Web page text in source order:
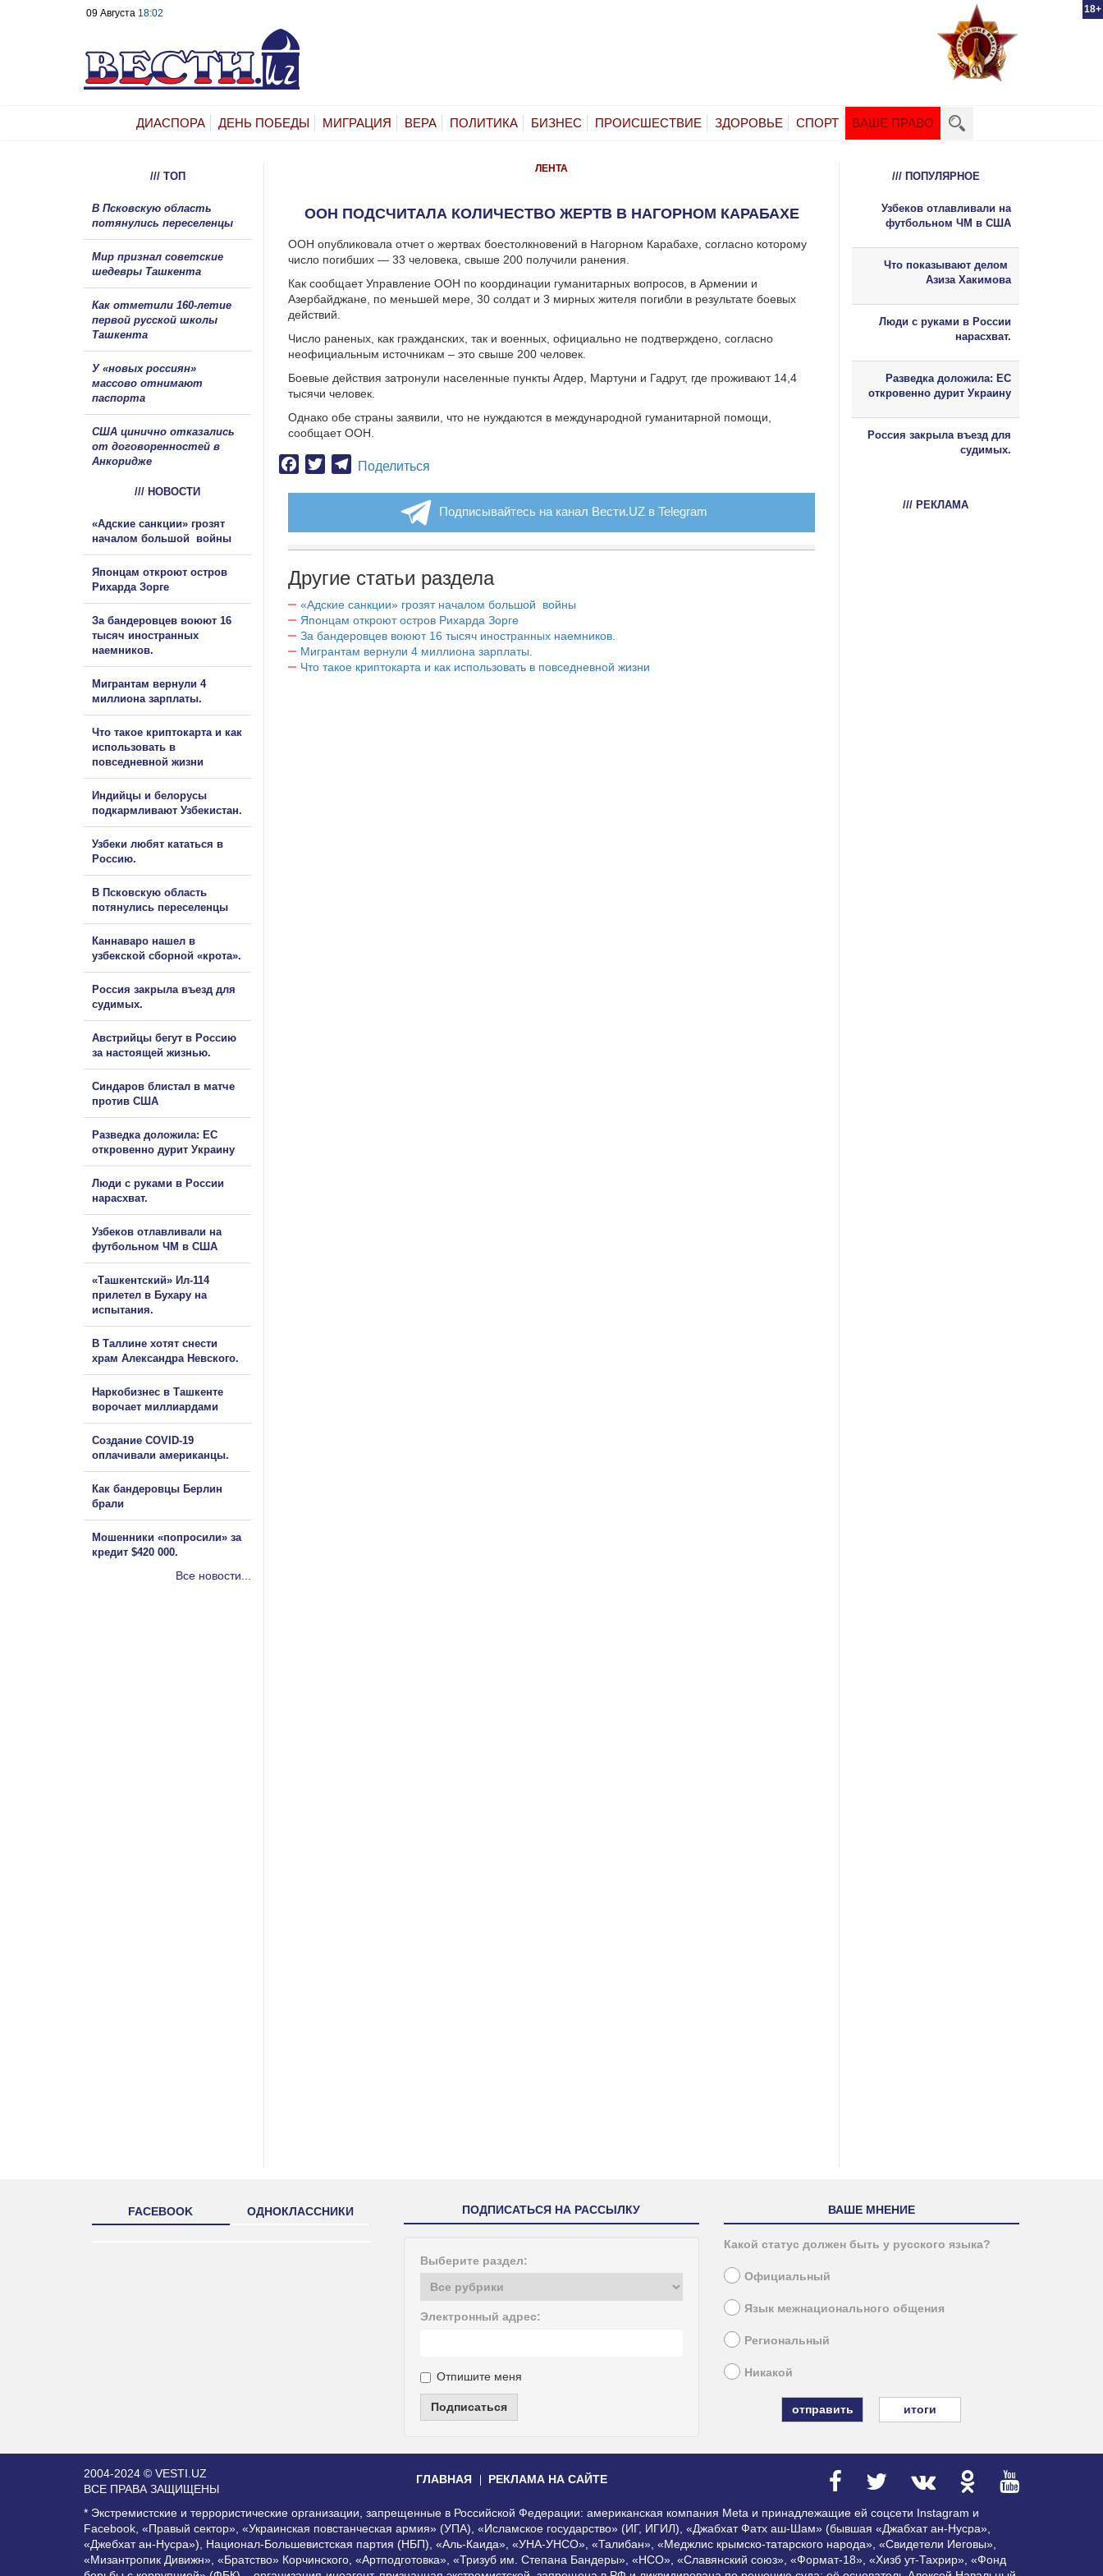
18+
09 Августа 18:02
ДИАСПОРА ДЕНЬ ПОБЕДЫ МИГРАЦИЯ ВЕРА ПОЛИТИКА БИЗНЕС ПРОИСШЕСТВИЕ ЗДОРОВЬЕ СПОРТ ВАШЕ ПРАВО
ЛЕНТА
ООН ПОДСЧИТАЛА КОЛИЧЕСТВО ЖЕРТВ В НАГОРНОМ КАРАБАХЕ
ООН опубликовала отчет о жертвах боестолкновений в Нагорном Карабахе, согласно которому
число погибших — 33 человека, свыше 200 получили ранения.
Как сообщает Управление ООН по координации гуманитарных вопросов, в Армении и
Азербайджане, по меньшей мере, 30 солдат и 3 мирных жителя погибли в результате боевых
действий.
Число раненых, как гражданских, так и военных, официально не подтверждено, согласно
неофициальным источникам – это свыше 200 человек.
Боевые действия затронули населенные пункты Агдер, Мартуни и Гадрут, где проживают 14,4
тысячи человек.
Однако обе страны заявили, что не нуждаются в международной гуманитарной помощи,
сообщает ООН.
Facebook
TwitterTelegram
Поделиться
Подписывайтесь на канал Вести.UZ в Telegram
Другие статьи раздела
«Адские санкции» грозят началом большой войны
Японцам откроют остров Рихарда Зорге
За бандеровцев воюют 16 тысяч иностранных наемников.
Мигрантам вернули 4 миллиона зарплаты.
Что такое криптокарта и как использовать в повседневной жизни
/// ТОП
В Псковскую область
потянулись переселенцы
Мир признал советские
шедевры Ташкента
Как отметили 160-летие
первой русской школы
Ташкента
У «новых россиян»
массово отнимают
паспорта
США цинично отказались
от договоренностей в
Анкоридже
/// НОВОСТИ
«Адские санкции» грозят
началом большой войны
Японцам откроют остров
Рихарда Зорге
За бандеровцев воюют 16
тысяч иностранных
наемников.
Мигрантам вернули 4
миллиона зарплаты.
Что такое криптокарта и как
использовать в
повседневной жизни
Индийцы и белорусы
подкармливают Узбекистан.
Узбеки любят кататься в
Россию.
В Псковскую область
потянулись переселенцы
Каннаваро нашел в
узбекской сборной «крота».
Россия закрыла въезд для
судимых.
Австрийцы бегут в Россию
за настоящей жизнью.
Синдаров блистал в матче
против США
Разведка доложила: ЕС
откровенно дурит Украину
Люди с руками в России
нарасхват.
Узбеков отлавливали на
футбольном ЧМ в США
«Ташкентский» Ил-114
прилетел в Бухару на
испытания.
В Таллине хотят снести
храм Александра Невского.
Наркобизнес в Ташкенте
ворочает миллиардами
Создание COVID-19
оплачивали американцы.
Как бандеровцы Берлин
брали
Мошенники «попросили» за
кредит $420 000.
Все новости...
/// ПОПУЛЯРНОЕ
Узбеков отлавливали на
футбольном ЧМ в США
Что показывают делом
Азиза Хакимова
Люди с руками в России
нарасхват.
Разведка доложила: ЕС
откровенно дурит Украину
Россия закрыла въезд для
судимых.
/// РЕКЛАМА
FACEBOOK ОДНОКЛАССНИКИ ПОДПИСАТЬСЯ НА РАССЫЛКУ
Выберите раздел:
Электронный адрес:
Отпишите меня
Подписаться
ВАШЕ МНЕНИЕ
Какой статус должен быть у русского языка?
Официальный
Язык межнационального общения
Региональный
Никакой
итоги
2004-2024 © VESTI.UZ
ВСЕ ПРАВА ЗАЩИЩЕНЫ
ГЛАВНАЯ РЕКЛАМА НА САЙТЕ
* Экстремистские и террористические организации, запрещенные в Российской Федерации: американская компания Meta и принадлежащие ей соцсети Instagram и
Facebook, «Правый сектор», «Украинская повстанческая армия» (УПА), «Исламское государство» (ИГ, ИГИЛ), «Джабхат Фатх аш-Шам» (бывшая «Джабхат ан-Нусра»,
«Джебхат ан-Нусра»), Национал-Большевистская партия (НБП), «Аль-Каида», «УНА-УНСО», «Талибан», «Меджлис крымско-татарского народа», «Свидетели Иеговы»,
«Мизантропик Дивижн», «Братство» Корчинского, «Артподготовка», «Тризуб им. Степана Бандеры», «НСО», «Славянский союз», «Формат-18», «Хизб ут-Тахрир», «Фонд